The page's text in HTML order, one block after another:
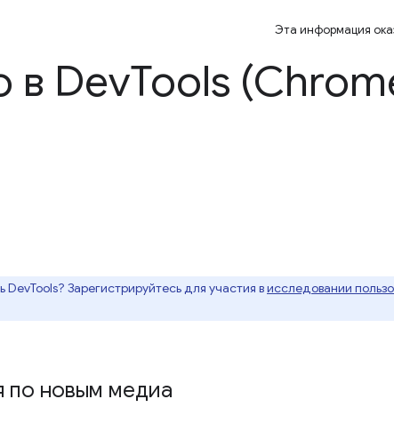
Эта информация
в DevTools
Зарегистрируйтесь для участия висследовании
по новым медиа